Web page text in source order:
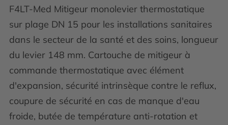
F4LT-Med Mitigeur monolevier thermostatique
sur plage DN 15 pour les installations sanitaires
dans le secteur de la santé et des soins, longueur
du levier 148 mm. Cartouche de mitigeur à
commande thermostatique avec élément
d'expansion, sécurité intrinsèque contre le reflux,
coupure de sécurité en cas de manque d'eau
froide, butée de température anti-rotation et